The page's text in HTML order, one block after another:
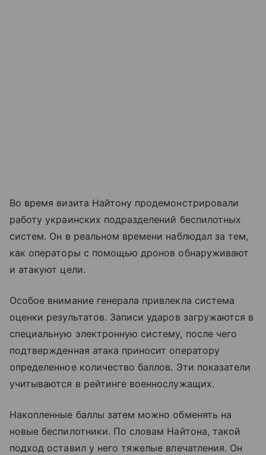
Во время визита Найтону продемонстрировали
работу украинских подразделений беспилотных
систем. Он в реальном времени наблюдал за тем,
как операторы с помощью дронов обнаруживают
и атакуют цели.
Особое внимание генерала привлекла система
оценки результатов. Записи ударов загружаются в
специальную электронную систему, после чего
подтвержденная атака приносит оператору
определенное количество баллов. Эти показатели
учитываются в рейтинге военнослужащих.
Накопленные баллы затем можно обменять на
новые беспилотники. По словам Найтона, такой
подход оставил у него тяжелые впечатления. Он